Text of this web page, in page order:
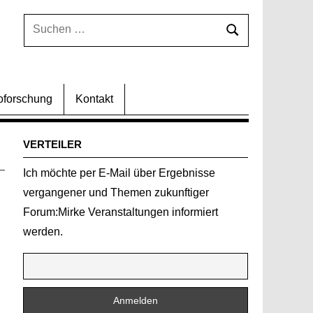
Suchen
Suchen
Kontakt
VERTEILER
Ich möchte per E-Mail über Ergebnisse
vergangener und Themen zukunftiger
Forum:Mirke Veranstaltungen informiert
werden.